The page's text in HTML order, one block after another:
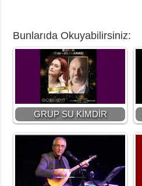
Bunlarıda Okuyabilirsiniz:
GRUP SU KİMDİR